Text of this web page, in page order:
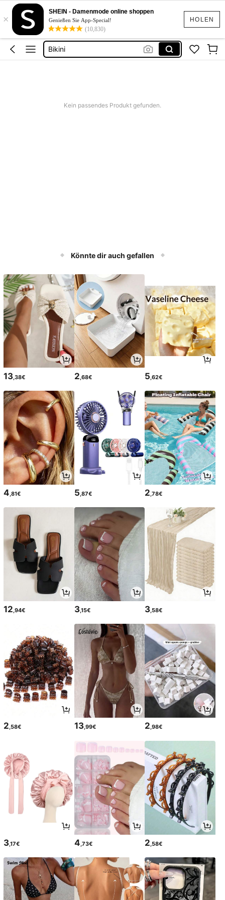
HOLEN
×
SHEIN - Damenmode online shoppen
Genießen Sie App-Special!
(10,830)
Festival Outfit Damen
Squishies
Sommerkleider Für Damen
Bikini
Kein passendes Produkt gefunden.
Könnte dir auch gefallen
13 ,38€ 2 ,68€ 5 ,62€
4,81€ 5,87€ 2,78€
12,94€ 3,15€ 3,58€
2,58€ 13,99€ 2,98€
3,17€ 4 ,73€ 2 ,58€